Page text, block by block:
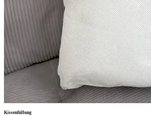
Kissenfüllung